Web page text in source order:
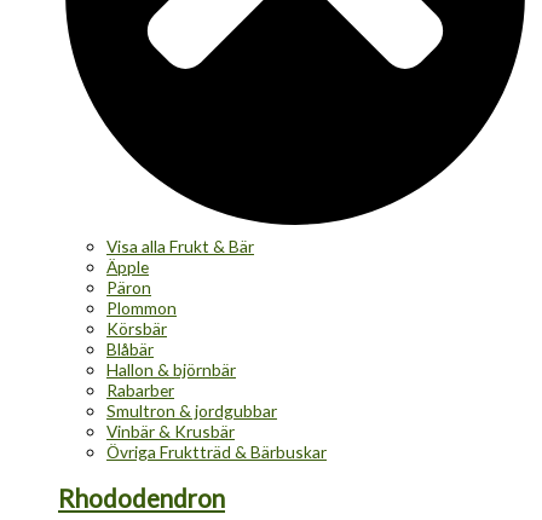
Visa alla Frukt & Bär
Äpple
Päron
Plommon
Körsbär
Blåbär
Hallon & björnbär
Rabarber
Smultron & jordgubbar
Vinbär & Krusbär
Övriga Fruktträd & Bärbuskar
Rhododendron